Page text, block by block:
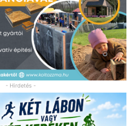
- Hirdetés -